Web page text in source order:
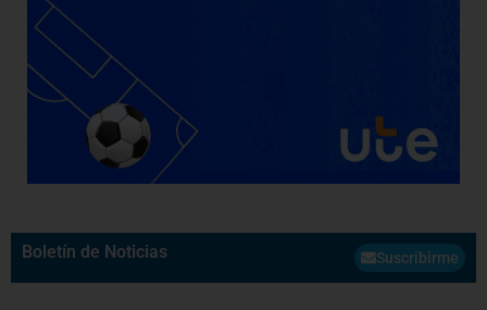
Boletín de Noticias Suscribirme